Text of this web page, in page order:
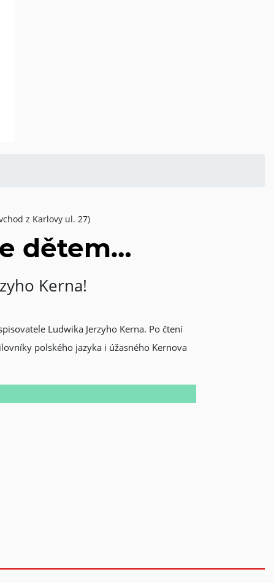
z Karlovy ul. 27)
dětem…
Kerna!
Ludwika Jerzyho Kerna. Po čtení
polského jazyka i úžasného Kernova